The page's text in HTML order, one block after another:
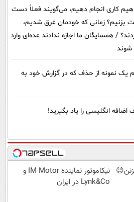
کاری انجام دهیم، می‌گویند فعلاً دست
بزنیم؟ زمانی که خودمان غرق شدیم،
/ همسایگان ما اجازه ندادند عده‌ای وارد
شوند
یک نمونه از حذف که در گزارش خود به
انگلیسی را یاد بگیرید!
نیکاموتور نماینده IM Motor و
Lynk&Co در ایران